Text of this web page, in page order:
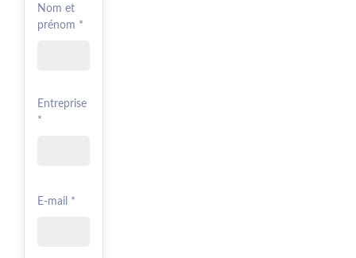
Nom et
prénom *
Entreprise
*
E-mail *